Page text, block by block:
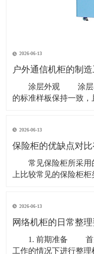
2026-06-13
户外通信机柜的制
涂层外观 涂层表面应连续、均匀，纹理与相应
的标准样板保持一致
应均匀美观。 涂层附着力 户外通信机柜表面的
涂层经附着力试验后，
2026-06-13
保险柜的优缺点对
常见保险柜所采用
上比较常见的保险柜
密码类型分析其优缺
用，而且不需要电源。
2026-06-13
网络机柜的日常整
1. 前期准备 首先要通知用户在不影响用户正常
工作的情况下进行整理机柜。 然后根据